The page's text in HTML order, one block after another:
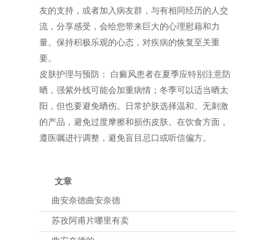
友的支持，或者加入病友群，与有相同经历的人交
流，分享感受，会给您带来巨大的心理慰藉和力
量。保持积极乐观的心态，对疾病的恢复至关重
要。
皮肤护理与预防： 白癜风患者在夏季应特别注意防
晒，强紫外线可能会加重病情；冬季可以适当晒太
阳，但也要避免晒伤。日常护肤选择温和、无刺激
的产品，避免过度摩擦和损伤皮肤。在饮食方面，
遵医嘱进行调整，避免盲目忌口或听信偏方。
文章
曲安奈德曲安奈德
苏孜阿甫片哪里有卖